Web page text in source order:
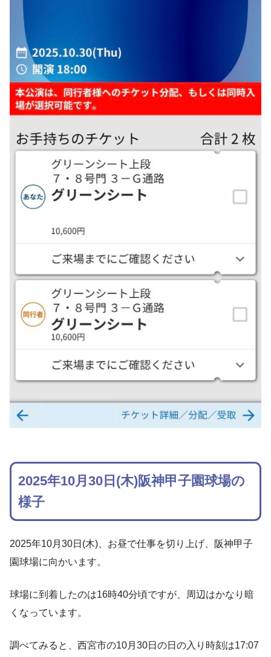
2025年10月30日(木)阪神甲子園球場の
様子
2025年10月30日(木)、お昼で仕事を切り上げ、阪神甲子
園球場に向かいます。
球場に到着したのは16時40分頃ですが、周辺はかなり暗
くなっています。
調べてみると、西宮市の10月30日の日の入り時刻は17:07